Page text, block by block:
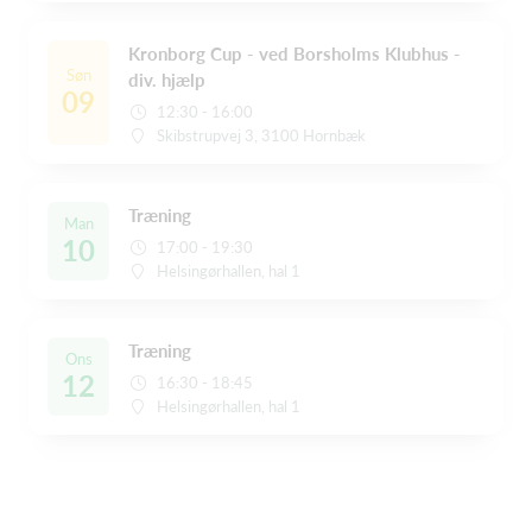
Søn
09
Kronborg Cup - ved Borsholms Klubhus -
div. hjælp
12:30 - 16:00
Skibstrupvej 3, 3100 Hornbæk
Man
10
Træning
17:00 - 19:30
Helsingørhallen, hal 1
Ons
12
Træning
16:30 - 18:45
Helsingørhallen, hal 1